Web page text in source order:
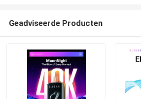
Geadviseerde Producten